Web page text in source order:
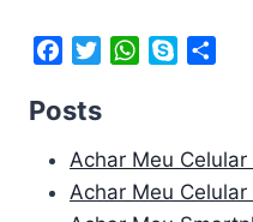
c
b
o
i
t
e
W
s
A
e
e
Posts
Achar Meu
Achar Meu